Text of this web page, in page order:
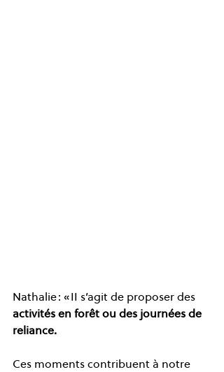
Nathalie : « II s’agit de proposer des
activités en forêt ou des journées de
reliance.
Ces moments contribuent à notre